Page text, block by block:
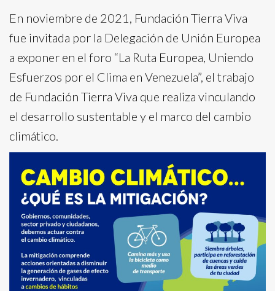
En noviembre de 2021, Fundación Tierra Viva
fue invitada por la Delegación de Unión Europea
a exponer en el foro “La Ruta Europea, Uniendo
Esfuerzos por el Clima en Venezuela”, el trabajo
de Fundación Tierra Viva que realiza vinculando
el desarrollo sustentable y el marco del cambio
climático.